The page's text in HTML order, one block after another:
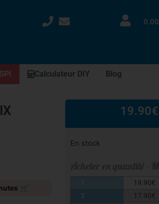
0.00
Calculateur DIY Blog
🛒
19.90€
En stock
19.90€
2
17.90€